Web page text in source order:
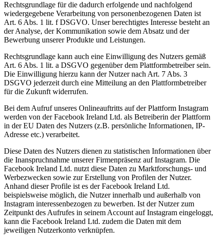
Rechtsgrundlage für die dadurch erfolgende und nachfolgend
wiedergegebene Verarbeitung von personenbezogenen Daten ist
Art. 6 Abs. 1 lit. f DSGVO. Unser berechtigtes Interesse besteht an
der Analyse, der Kommunikation sowie dem Absatz und der
Bewerbung unserer Produkte und Leistungen.
Rechtsgrundlage kann auch eine Einwilligung des Nutzers gemäß
Art. 6 Abs. 1 lit. a DSGVO gegenüber dem Plattformbetreiber sein.
Die Einwilligung hierzu kann der Nutzer nach Art. 7 Abs. 3
DSGVO jederzeit durch eine Mitteilung an den Plattformbetreiber
für die Zukunft widerrufen.
Bei dem Aufruf unseres Onlineauftritts auf der Plattform Instagram
werden von der Facebook Ireland Ltd. als Betreiberin der Plattform
in der EU Daten des Nutzers (z.B. persönliche Informationen, IP-
Adresse etc.) verarbeitet.
Diese Daten des Nutzers dienen zu statistischen Informationen über
die Inanspruchnahme unserer Firmenpräsenz auf Instagram. Die
Facebook Ireland Ltd. nutzt diese Daten zu Marktforschungs- und
Werbezwecken sowie zur Erstellung von Profilen der Nutzer.
Anhand dieser Profile ist es der Facebook Ireland Ltd.
beispielsweise möglich, die Nutzer innerhalb und außerhalb von
Instagram interessenbezogen zu bewerben. Ist der Nutzer zum
Zeitpunkt des Aufrufes in seinem Account auf Instagram eingeloggt,
kann die Facebook Ireland Ltd. zudem die Daten mit dem
jeweiligen Nutzerkonto verknüpfen.